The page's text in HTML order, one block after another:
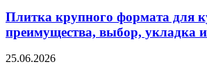
Плитка крупного формата для
преимущества, выбор, укладка и
25.06.2026